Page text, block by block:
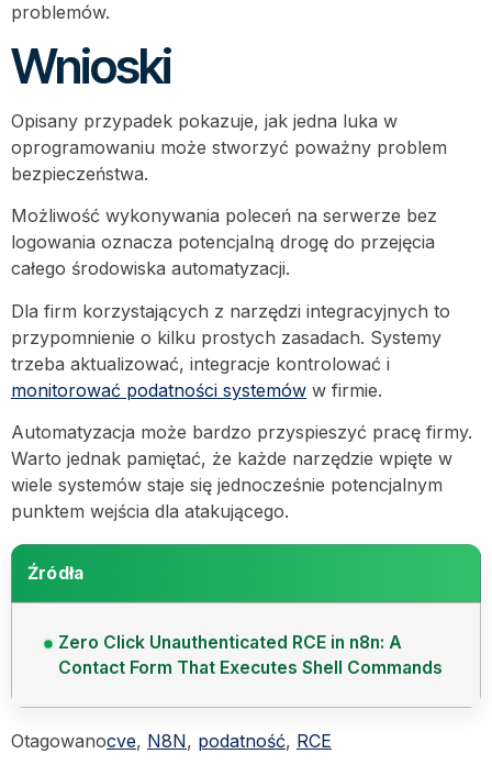
problemów.
Wnioski
Opisany przypadek pokazuje, jak jedna luka w
oprogramowaniu może stworzyć poważny problem
bezpieczeństwa.
Możliwość wykonywania poleceń na serwerze bez
logowania oznacza potencjalną drogę do przejęcia
całego środowiska automatyzacji.
Dla firm korzystających z narzędzi integracyjnych to
przypomnienie o kilku prostych zasadach. Systemy
trzeba aktualizować, integracje kontrolować i
monitorować podatności systemów w firmie.
Automatyzacja może bardzo przyspieszyć pracę firmy.
Warto jednak pamiętać, że każde narzędzie wpięte w
wiele systemów staje się jednocześnie potencjalnym
punktem wejścia dla atakującego.
Źródła
Zero Click Unauthenticated RCE in n8n: A
Contact Form That Executes Shell Commands
Otagowanocve, N8N, podatność, RCE